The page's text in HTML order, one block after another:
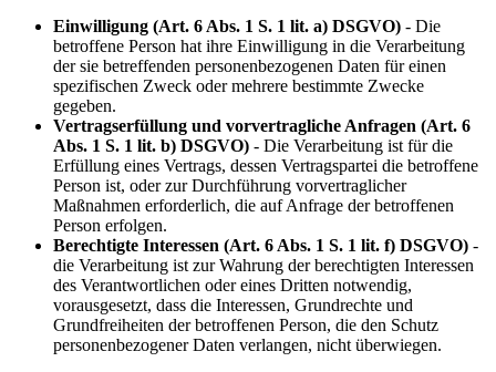
Einwilligung (Art. 6 Abs. 1 S. 1 lit. a) DSGVO) - Die
betroffene Person hat ihre Einwilligung in die Verarbeitung
der sie betreffenden personenbezogenen Daten für einen
spezifischen Zweck oder mehrere bestimmte Zwecke
gegeben.
Vertragserfüllung und vorvertragliche Anfragen (Art. 6
Abs. 1 S. 1 lit. b) DSGVO) - Die Verarbeitung ist für die
Erfüllung eines Vertrags, dessen Vertragspartei die betroffene
Person ist, oder zur Durchführung vorvertraglicher
Maßnahmen erforderlich, die auf Anfrage der betroffenen
Person erfolgen.
Berechtigte Interessen (Art. 6 Abs. 1 S. 1 lit. f) DSGVO) -
die Verarbeitung ist zur Wahrung der berechtigten Interessen
des Verantwortlichen oder eines Dritten notwendig,
vorausgesetzt, dass die Interessen, Grundrechte und
Grundfreiheiten der betroffenen Person, die den Schutz
personenbezogener Daten verlangen, nicht überwiegen.